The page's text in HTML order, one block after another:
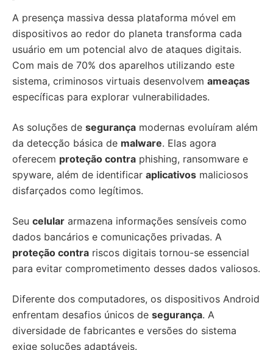
A presença massiva dessa plataforma móvel em
dispositivos ao redor do planeta transforma cada
usuário em um potencial alvo de ataques digitais.
Com mais de 70% dos aparelhos utilizando este
sistema, criminosos virtuais desenvolvem ameaças
específicas para explorar vulnerabilidades.
As soluções de segurança modernas evoluíram além
da detecção básica de malware. Elas agora
oferecem proteção contra phishing, ransomware e
spyware, além de identificar aplicativos maliciosos
disfarçados como legítimos.
Seu celular armazena informações sensíveis como
dados bancários e comunicações privadas. A
proteção contra riscos digitais tornou-se essencial
para evitar comprometimento desses dados valiosos.
Diferente dos computadores, os dispositivos Android
enfrentam desafios únicos de segurança. A
diversidade de fabricantes e versões do sistema
exige soluções adaptáveis.